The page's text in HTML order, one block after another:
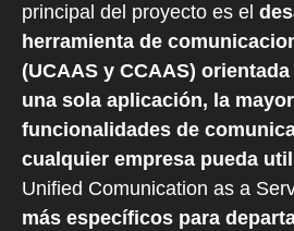
principal del proyecto es el
herramienta de
(UCAAS y CCAAS)
una sola aplicación, la
funcionalidades de
cualquier empresa pueda
Unified Comunication as a
más específicos para